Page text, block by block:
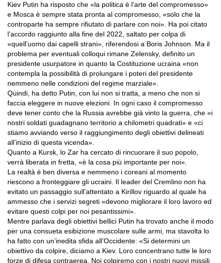
Kiev Putin ha risposto che «la politica è l’arte del compromesso»
e Mosca è sempre stata pronta al compromesso, «solo che la
controparte ha sempre rifiutato di parlare con noi». Ha poi citato
l’accordo raggiunto alla fine del 2022, saltato per colpa di
«quell’uomo dai capelli strani», riferendosi a Boris Johnson. Ma il
problema per eventuali colloqui rimane Zelensky, definito un
presidente usurpatore in quanto la Costituzione ucraina «non
contempla la possibilità di prolungare i poteri del presidente
nemmeno nelle condizioni del regime marziale».
Quindi, ha detto Putin, con lui non si tratta, a meno che non si
faccia eleggere in nuove elezioni. In ogni caso il compromesso
deve tener conto che la Russia avrebbe già vinto la guerra, che «i
nostri soldati guadagnano territorio a chilometri quadrati» e «ci
stiamo avviando verso il raggiungimento degli obiettivi delineati
all’inizio di questa vicenda».
Quanto a Kursk, lo Zar ha cercato di rincuorare il suo popolo,
verrà liberata in fretta, «è la cosa più importante per noi».
La realtà è ben diversa e nemmeno i coreani al momento
riescono a fronteggiare gli ucraini. Il leader del Cremlino non ha
evitato un passaggio sull’attentato a Kirillov riguardo al quale ha
ammesso che i servizi segreti «devono migliorare il loro lavoro ed
evitare questi colpi per noi pesantissimi».
Mentre parlava degli obiettivi bellici Putin ha trovato anche il modo
per una consueta esibizione muscolare sulle armi, ma stavolta lo
ha fatto con un’inedita sfida all’Occidente: «Si determini un
obiettivo da colpire, diciamo a Kiev. Loro concentrano tutte le loro
forze di difesa contraerea. Noi colpiremo con i nostri nuovi missili